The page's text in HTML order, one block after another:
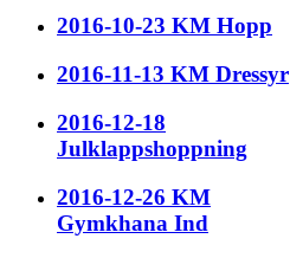
2016-10-23 KM Hopp
2016-11-13 KM Dressyr
2016-12-18
Julklappshoppning
2016-12-26 KM
Gymkhana Ind